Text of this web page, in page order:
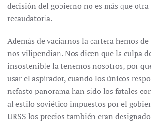
decisión del gobierno no es más que otra
recaudatoria.
Además de vaciarnos la cartera hemos de
nos vilipendian. Nos dicen que la culpa
insostenible la tenemos nosotros, por
usar el aspirador, cuando los únicos
nefasto panorama han sido los fatales
al estilo soviético impuestos por el
URSS los precios también eran